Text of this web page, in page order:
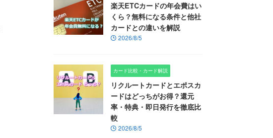
楽天ETCカードの年会費はい
くら？無料になる条件と他社
カードとの違いを解説
2026/8/5
カード比較・カード解説
リクルートカードとエポスカ
ードはどっちがお得？還元
率・特典・即日発行を徹底比
較
2026/8/5